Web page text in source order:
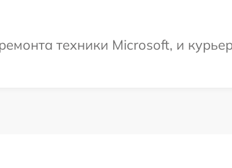
техники Microsoft, и